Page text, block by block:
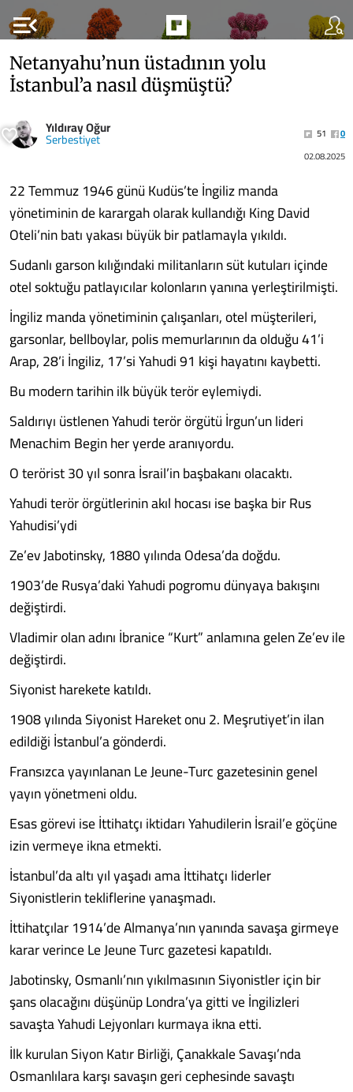
menu_open
Netanyahu’nun üstadının yolu
İstanbul’a nasıl düşmüştü?
Yıldıray Oğur
Serbestiyet 51
0
02.08.2025
22 Temmuz 1946 günü Kudüs’te İngiliz manda
yönetiminin de karargah olarak kullandığı King David
Oteli’nin batı yakası büyük bir patlamayla yıkıldı.
Sudanlı garson kılığındaki militanların süt kutuları içinde
otel soktuğu patlayıcılar kolonların yanına yerleştirilmişti.
İngiliz manda yönetiminin çalışanları, otel müşterileri,
garsonlar, bellboylar, polis memurlarının da olduğu 41’i
Arap, 28’i İngiliz, 17’si Yahudi 91 kişi hayatını kaybetti.
Bu modern tarihin ilk büyük terör eylemiydi.
Saldırıyı üstlenen Yahudi terör örgütü İrgun’un lideri
Menachim Begin her yerde aranıyordu.
O terörist 30 yıl sonra İsrail’in başbakanı olacaktı.
Yahudi terör örgütlerinin akıl hocası ise başka bir Rus
Yahudisi’ydi
Ze’ev Jabotinsky, 1880 yılında Odesa’da doğdu.
1903’de Rusya’daki Yahudi pogromu dünyaya bakışını
değiştirdi.
Vladimir olan adını İbranice “Kurt” anlamına gelen Ze’ev ile
değiştirdi.
Siyonist harekete katıldı.
1908 yılında Siyonist Hareket onu 2. Meşrutiyet’in ilan
edildiği İstanbul’a gönderdi.
Fransızca yayınlanan Le Jeune-Turc gazetesinin genel
yayın yönetmeni oldu.
Esas görevi ise İttihatçı iktidarı Yahudilerin İsrail’e göçüne
izin vermeye ikna etmekti.
İstanbul’da altı yıl yaşadı ama İttihatçı liderler
Siyonistlerin tekliflerine yanaşmadı.
İttihatçılar 1914’de Almanya’nın yanında savaşa girmeye
karar verince Le Jeune Turc gazetesi kapatıldı.
Jabotinsky, Osmanlı’nın yıkılmasının Siyonistler için bir
şans olacağını düşünüp Londra’ya gitti ve İngilizleri
savaşta Yahudi Lejyonları kurmaya ikna etti.
İlk kurulan Siyon Katır Birliği, Çanakkale Savaşı’nda
Osmanlılara karşı savaşın geri cephesinde savaştı